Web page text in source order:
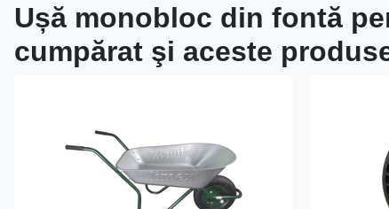
Ușă monobloc din fontă
cumpărat şi aceste